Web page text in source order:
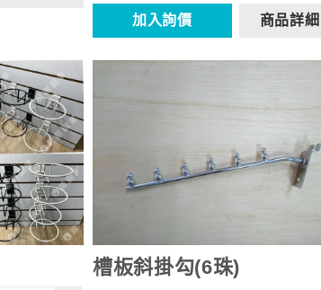
加入詢價 商品詳細
槽板斜掛勾(6珠)